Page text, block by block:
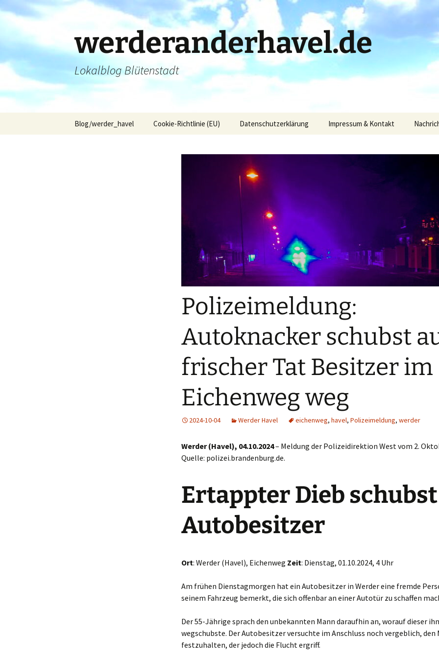
Zum
Inhalt
springen
werderanderhavel.de
Lokalblog Blütenstadt
Blog/werder_havel Cookie-Richtlinie (EU) Datenschutzerklärung Impressum & Kontakt
Polizeimeldung:
Autoknacker schubst
frischer Tat Besitzer im
Eichenweg weg
2024-10-04 Werder Havel eichenweg, havel, Polizeimeldung, werder
Werder (Havel), 04.10.2024– Meldung der Polizeidirektion West vom 2.
Quelle: polizei.brandenburg.de.
Ertappter Dieb schubst
Autobesitzer
Ort: Werder (Havel), Eichenweg Zeit: Dienstag, 01.10.2024, 4 Uhr
Am frühen Dienstagmorgen hat ein Autobesitzer in Werder eine fremde
seinem Fahrzeug bemerkt, die sich offenbar an einer Autotür zu schaffen
Der 55-Jährige sprach den unbekannten Mann daraufhin an, worauf dieser ihn
wegschubste. Der Autobesitzer versuchte im Anschluss noch vergeblich, den
festzuhalten, der jedoch die Flucht ergriff.